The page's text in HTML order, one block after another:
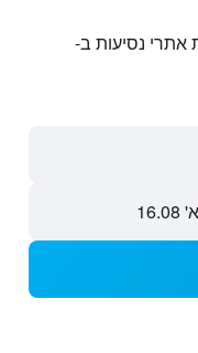
אתרי נסיעות ב-
א' 16.08